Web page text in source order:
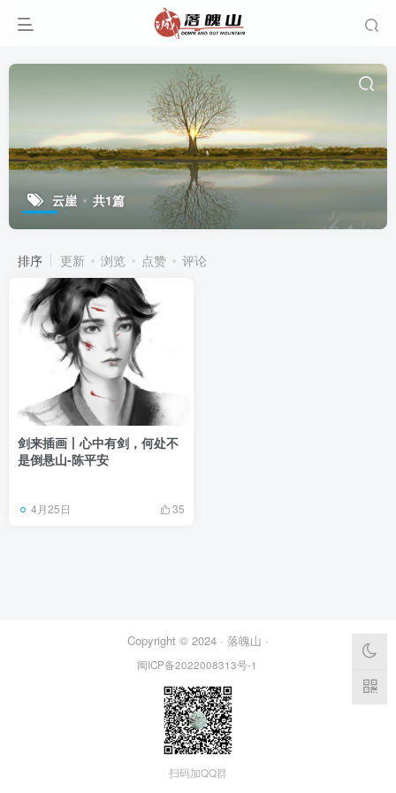
云崖 共1篇
排序 更新 浏览 点赞 评论
剑来插画丨心中有剑，何处不
是倒悬山-陈平安
4月25日 35
Copyright © 2024 · 落魄山 ·
闽ICP备2022008313号-1
扫码加QQ群